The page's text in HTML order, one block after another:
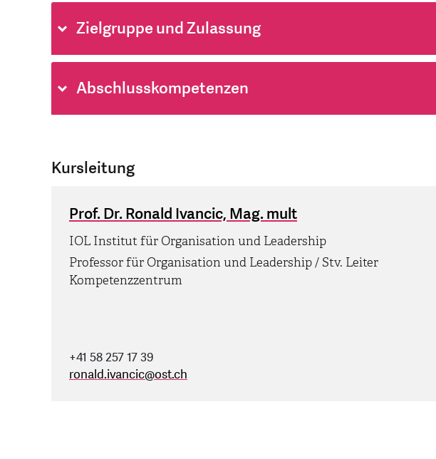
Zielgruppe und Zulassung
Abschlusskompetenzen
Kursleitung
Prof. Dr. Ronald Ivancic, Mag. mult
IOL Institut für Organisation und Leadership
Professor für Organisation und Leadership / Stv. Leiter
Kompetenzzentrum
+41 58 257 17 39
ronald.ivancic@ost.ch